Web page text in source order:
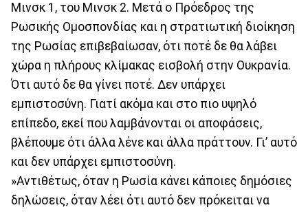
Μινσκ 1, του Μινσκ 2. Μετά ο Πρόεδρος της
Ρωσικής Ομοσπονδίας και η στρατιωτική διοίκηση
της Ρωσίας επιβεβαίωσαν, ότι ποτέ δε θα λάβει
χώρα η πλήρους κλίμακας εισβολή στην Ουκρανία.
Ότι αυτό δε θα γίνει ποτέ. Δεν υπάρχει
εμπιστοσύνη. Γιατί ακόμα και στο πιο υψηλό
επίπεδο, εκεί που λαμβάνονται οι αποφάσεις,
βλέπουμε ότι άλλα λένε και άλλα πράττουν. Γι’ αυτό
και δεν υπάρχει εμπιστοσύνη.
»Αντιθέτως, όταν η Ρωσία κάνει κάποιες δημόσιες
δηλώσεις, όταν λέει ότι αυτό δεν πρόκειται να